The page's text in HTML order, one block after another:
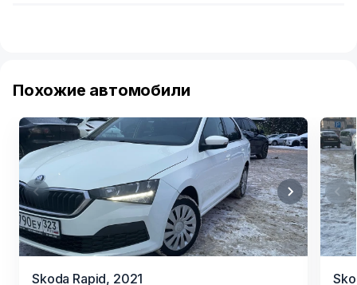
Похожие автомобили
Skoda Rapid, 2021